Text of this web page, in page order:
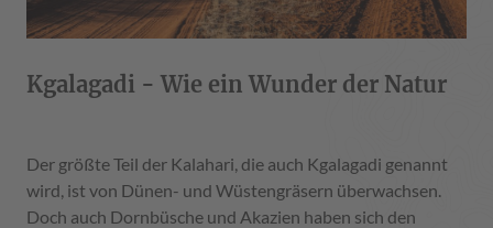
Kgalagadi - Wie ein Wunder der Natur
Der größte Teil der Kalahari, die auch Kgalagadi genannt
wird, ist von Dünen- und Wüstengräsern überwachsen.
Doch auch Dornbüsche und Akazien haben sich den